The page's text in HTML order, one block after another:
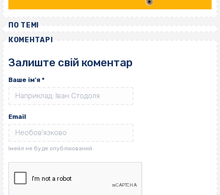
ПО ТЕМІ
КОМЕНТАРІ
Залиште свій коментар
Ваше ім'я *
Email